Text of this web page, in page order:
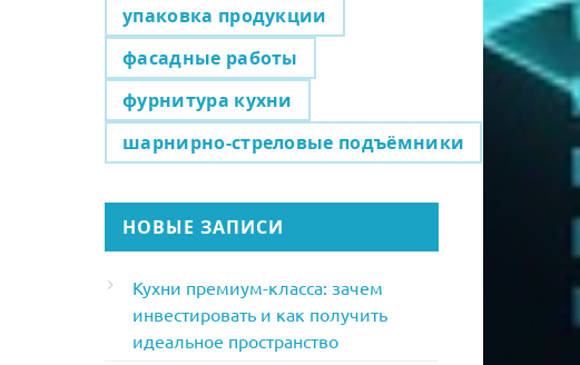
упаковка продукции
фасадные работы
фурнитура кухни
шарнирно-стреловые подъёмники
НОВЫЕ ЗАПИСИ
Кухни премиум-класса: зачем
инвестировать и как получить
идеальное пространство